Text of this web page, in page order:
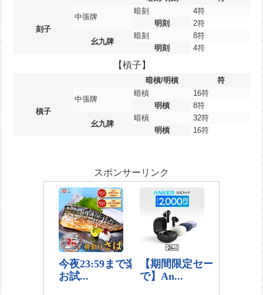
刻子
中張牌
暗刻
4符
明刻
2符
幺九牌
暗刻
8符
明刻
4符
【槓子】
暗槓/明槓 符
槓子
中張牌
暗槓
16符
明槓
8符
幺九牌
暗槓
32符
明槓
16符
スポンサーリンク